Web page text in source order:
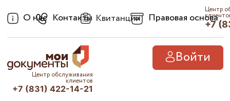
О нас Контакты Квитанции Правовая основа
Центр
+7
Войти
Центр обслуживания
клиентов
+7 (831) 422-14-21